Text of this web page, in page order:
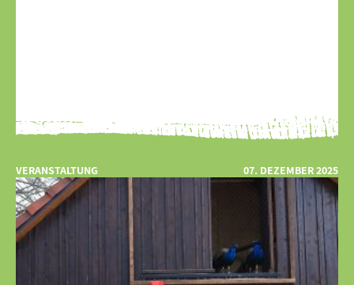
VERANSTALTUNG 07. DEZEMBER 2025